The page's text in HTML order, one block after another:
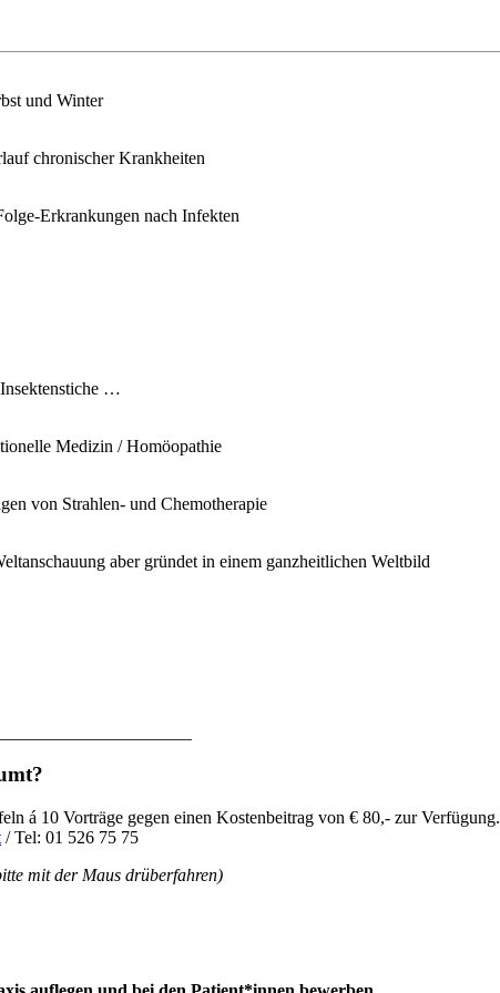
und Winter
chronischer Krankheiten
Erkrankungen nach Infekten
…
Medizin / Homöopathie
von Strahlen- und Chemotherapie
aber gründet in einem ganzheitlichen Weltbild
á 10 Vorträge gegen einen Kostenbeitrag von € 80,- zur Verfügung.
/ Tel: 01 526 75 75
mit der Maus drüberfahren)